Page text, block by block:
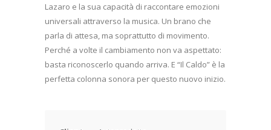
Lazaro e la sua capacità di raccontare emozioni
universali attraverso la musica. Un brano che
parla di attesa, ma soprattutto di movimento.
Perché a volte il cambiamento non va aspettato:
basta riconoscerlo quando arriva. E “Il Caldo” è la
perfetta colonna sonora per questo nuovo inizio.